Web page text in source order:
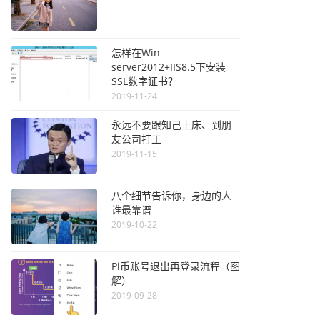
怎样在Win
server2012+IIS8.5下安装
SSL数字证书？
2019-11-24
永远不要跟知己上床、到朋
友公司打工
2019-11-15
八个细节告诉你，身边的人
谁最靠谱
2019-10-22
Pi币账号退出再登录流程（图
解）
2019-09-28